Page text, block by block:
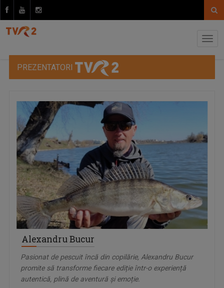
PREZENTATORI
Alexandru Bucur
Pasionat de pescuit încă din copilărie, Alexandru Bucur
promite să transforme fiecare ediție într-o experiență
autentică, plină de aventură și emoție.